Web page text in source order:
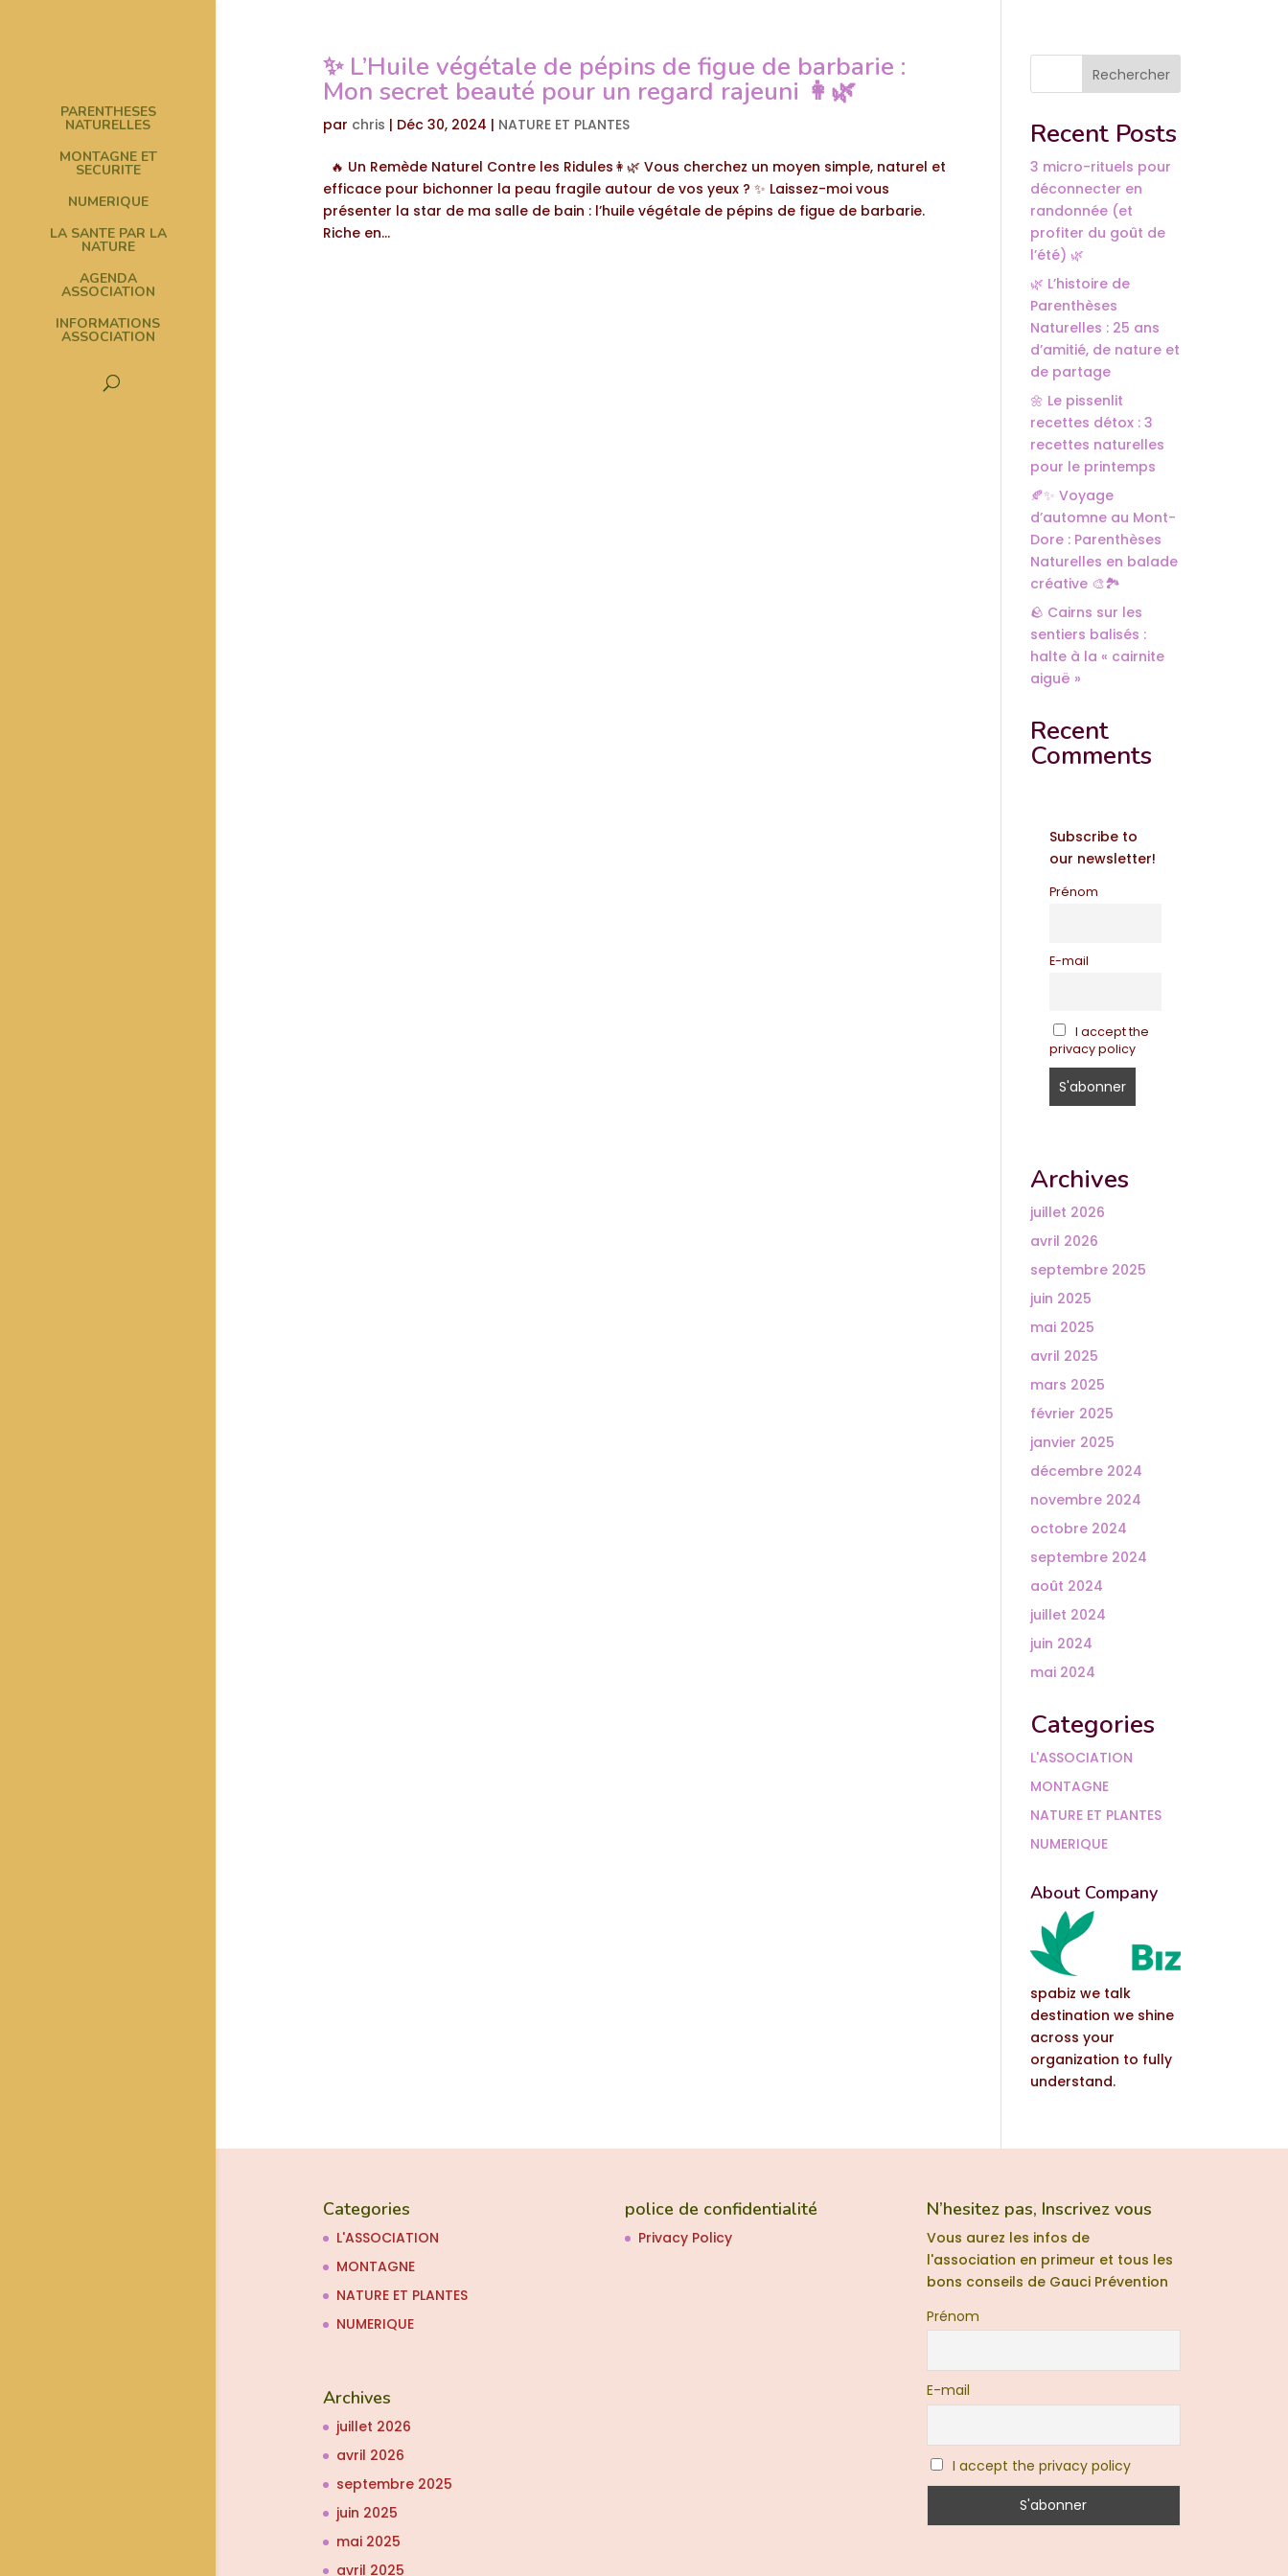
PARENTHESES
NATURELLES
MONTAGNE ET
SECURITE
NUMERIQUE
LA SANTE PAR LA
NATURE
AGENDA
ASSOCIATION
INFORMATIONS
ASSOCIATION
✨ L’Huile végétale de pépins de figue de barbarie :
Mon secret beauté pour un regard rajeuni 👩‍🌿
par chris | Déc 30, 2024 | NATURE ET PLANTES
🔥 Un Remède Naturel Contre les Ridules👩‍🌿 Vous cherchez un moyen simple, naturel et
efficace pour bichonner la peau fragile autour de vos yeux ? ✨ Laissez-moi vous
présenter la star de ma salle de bain : l’huile végétale de pépins de figue de barbarie.
Riche en...
Rechercher
Recent Posts
3 micro-rituels pour
déconnecter en
randonnée (et
profiter du goût de
l’été) 🌿
🌿 L’histoire de
Parenthèses
Naturelles : 25 ans
d’amitié, de nature et
de partage
🌼 Le pissenlit
recettes détox : 3
recettes naturelles
pour le printemps
🍂✨ Voyage
d’automne au Mont-
Dore : Parenthèses
Naturelles en balade
créative 🎨🏞️
🪨 Cairns sur les
sentiers balisés :
halte à la « cairnite
aiguë »
Recent
Comments
Subscribe to
our newsletter!
Prénom
E-mail
I accept the
privacy policy
Archives
juillet 2026
avril 2026
septembre 2025
juin 2025
mai 2025
avril 2025
mars 2025
février 2025
janvier 2025
décembre 2024
novembre 2024
octobre 2024
septembre 2024
août 2024
juillet 2024
juin 2024
mai 2024
Categories
L'ASSOCIATION
MONTAGNE
NATURE ET PLANTES
NUMERIQUE
About Company
spabiz we talk
destination we shine
across your
organization to fully
understand.
Categories
L'ASSOCIATION
MONTAGNE
NATURE ET PLANTES
NUMERIQUE
Archives
juillet 2026
avril 2026
septembre 2025
juin 2025
mai 2025
avril 2025
police de confidentialité
Privacy Policy
N’hesitez pas, Inscrivez vous
Vous aurez les infos de
l'association en primeur et tous les
bons conseils de Gauci Prévention
Prénom
E-mail
I accept the privacy policy